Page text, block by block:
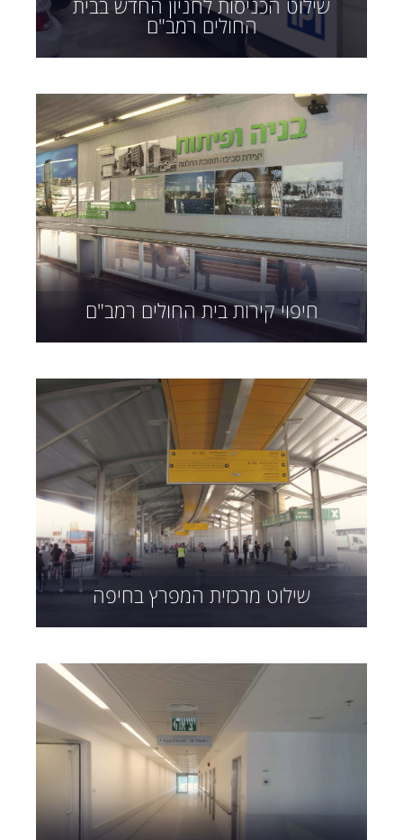
שילוט הכניסות לחניון החדש בבית
החולים רמב"ם
חיפוי קירות בית החולים רמב"ם
שילוט מרכזית המפרץ בחיפה